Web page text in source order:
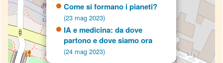
Come si formano i pianeti?
(23 mag 2023)
IA e medicina: da dove
partono e dove siamo ora
(24 mag 2023)